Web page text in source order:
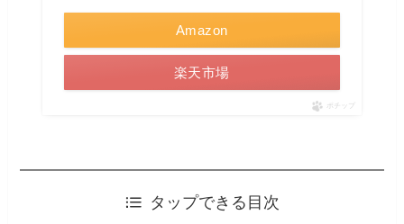
Amazon
楽天市場
ポチップ
タップできる目次